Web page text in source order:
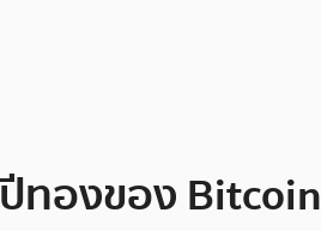
ทองของ Bitcoin